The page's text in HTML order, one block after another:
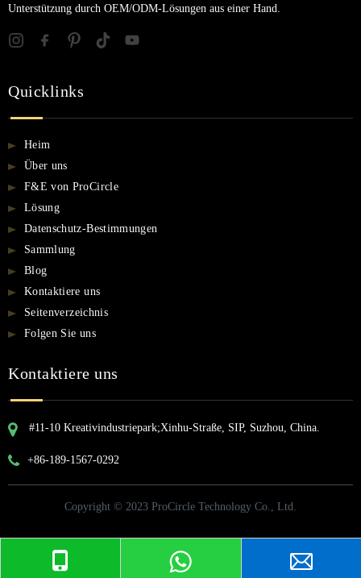
Unterstützung durch OEM/ODM-Lösungen aus einer Hand.
Quicklinks
Heim
Über uns
F&E von ProCircle
Lösung
Datenschutz-Bestimmungen
Sammlung
Blog
Kontaktiere uns
Seitenverzeichnis
Folgen Sie uns
Kontaktiere uns
#11-10 Kreativindustriepark;Xinhu-Straße, SIP, Suzhou, China.
+86-189-1567-0292
Copyright © 2023 ProCircle Technology Co., Ltd.